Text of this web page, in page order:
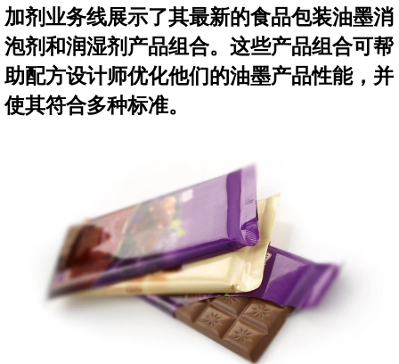
加剂业务线展示了其最新的食品包装油墨消
泡剂和润湿剂产品组合。这些产品组合可帮
助配方设计师优化他们的油墨产品性能，并
使其符合多种标准。